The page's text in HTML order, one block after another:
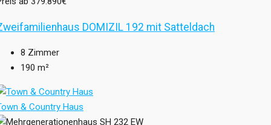
DOMIZIL 192 mit Satteldach
8 Zimmer
190 m²
& Country Haus